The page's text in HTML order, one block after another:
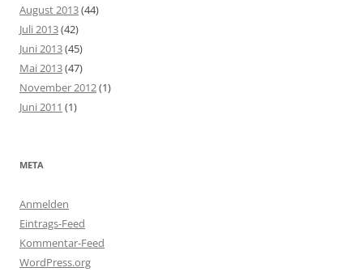
August 2013(44)
Juli 2013(42)
Juni 2013(45)
Mai 2013(47)
November 2012(1)
Juni 2011 (1)
META
Anmelden
Eintrags-Feed
Kommentar-Feed
WordPress.org